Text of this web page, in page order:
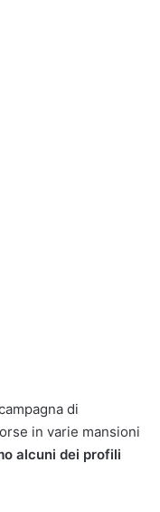
di
in varie mansioni
alcuni dei profili